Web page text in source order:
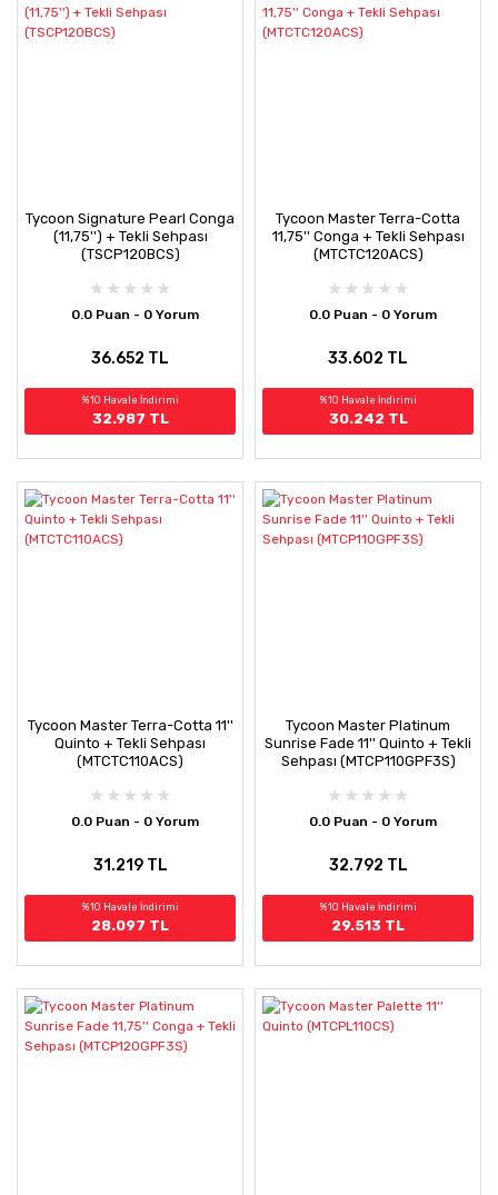
Tycoon Signature Pearl Conga
(11,75'') + Tekli Sehpası
(TSCP120BCS)
0.0 Puan - 0 Yorum
36.652 TL
%10 Havale İndirimi
32.987 TL
Tycoon Master Terra-Cotta
11,75'' Conga + Tekli Sehpası
(MTCTC120ACS)
0.0 Puan - 0 Yorum
33.602 TL
%10 Havale İndirimi
30.242 TL
Tycoon Master Terra-Cotta 11''
Quinto + Tekli Sehpası
(MTCTC110ACS)
0.0 Puan - 0 Yorum
31.219 TL
%10 Havale İndirimi
28.097 TL
Tycoon Master Platinum
Sunrise Fade 11'' Quinto + Tekli
Sehpası (MTCP110GPF3S)
0.0 Puan - 0 Yorum
32.792 TL
%10 Havale İndirimi
29.513 TL